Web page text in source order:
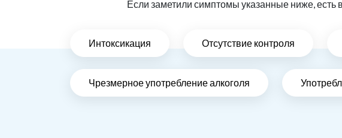
Если заметили симптомы указанные ниже, есть
Интоксикация Отсутствие контроля
Чрезмерное употребление алкоголя